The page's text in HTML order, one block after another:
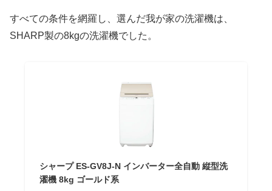
すべての条件を網羅し、選んだ我が家の洗濯機は、
SHARP製の8kgの洗濯機でした。
シャープ ES-GV8J-N インバーター全自動 縦型洗
濯機 8kg ゴールド系